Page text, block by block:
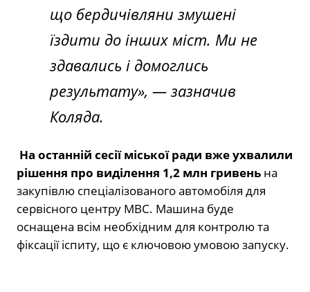
що бердичівляни змушені
їздити до інших міст. Ми не
здавались і домоглись
результату», — зазначив
Коляда.
На останній сесії міської ради вже ухвалили
рішення про виділення 1,2 млн гривень на
закупівлю спеціалізованого автомобіля для
сервісного центру МВС. Машина буде
оснащена всім необхідним для контролю та
фіксації іспиту, що є ключовою умовою запуску.